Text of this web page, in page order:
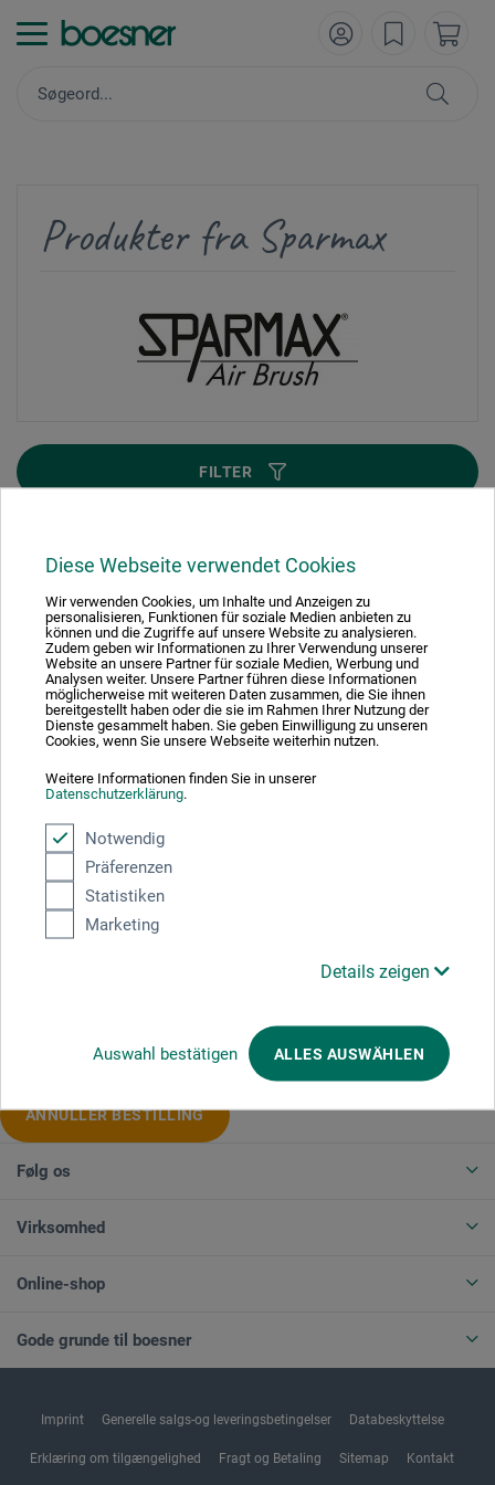
Diese Webseite verwendet Cookies
Wir verwenden Cookies, um Inhalte und Anzeigen zu
personalisieren, Funktionen für soziale Medien anbieten zu
können und die Zugriffe auf unsere Website zu analysieren.
Zudem geben wir Informationen zu Ihrer Verwendung unserer
Website an unsere Partner für soziale Medien, Werbung und
Analysen weiter. Unsere Partner führen diese Informationen
möglicherweise mit weiteren Daten zusammen, die Sie ihnen
bereitgestellt haben oder die sie im Rahmen Ihrer Nutzung der
Dienste gesammelt haben. Sie geben Einwilligung zu unseren
Cookies, wenn Sie unsere Webseite weiterhin nutzen.
Weitere Informationen finden Sie in unserer
Datenschutzerklärung.
Notwendig
Präferenzen
Statistiken
Marketing
Details zeigen
Auswahl bestätigen ALLES AUSWÄHLEN
Produkter fra Sparmax
FILTER
1
Absolut sikker
Betalingsmetoder
ANNULLER BESTILLING
Følg os
Virksomhed
Online-shop
Gode grunde til boesner
Imprint Generelle salgs-og leveringsbetingelser Databeskyttelse
Erklæring om tilgængelighed Fragt og Betaling Sitemap Kontakt